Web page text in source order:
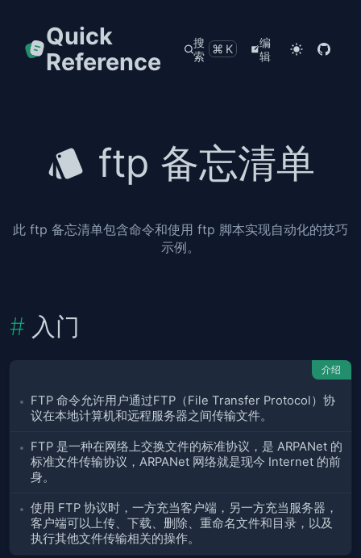
Quick
Reference
搜
索
⌘K
编
辑
ftp 备忘清单
此 ftp 备忘清单包含命令和使用 ftp 脚本实现自动化的技巧
示例。
入门
介绍
FTP 命令允许用户通过FTP（File Transfer Protocol）协
议在本地计算机和远程服务器之间传输文件。
FTP 是一种在网络上交换文件的标准协议，是 ARPANet 的
标准文件传输协议，ARPANet 网络就是现今 Internet 的前
身。
使用 FTP 协议时，一方充当客户端，另一方充当服务器，
客户端可以上传、下载、删除、重命名文件和目录，以及
执行其他文件传输相关的操作。